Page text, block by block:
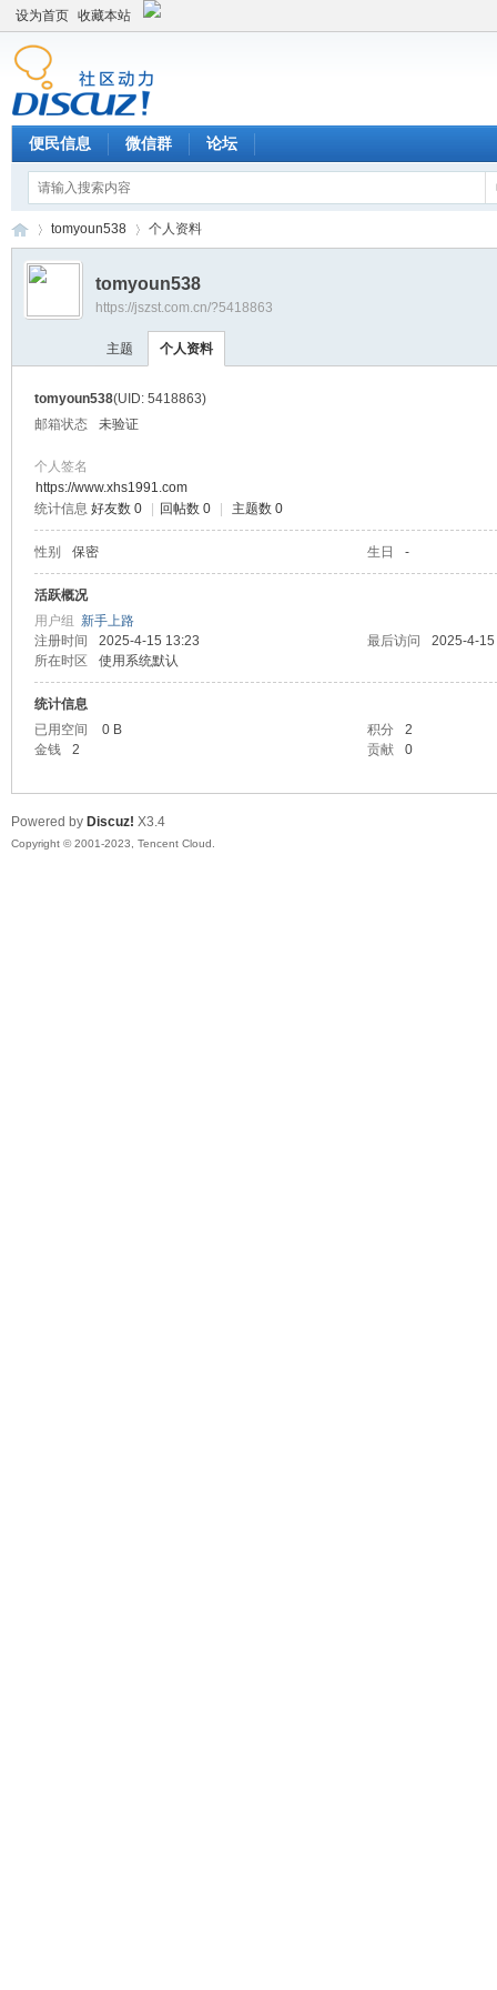
设为首页 收藏本站
便民信息 微信群 论坛
›
tomyoun538 个人资料
tomyoun538
https://jszst.com.cn/?5418863
主题 个人资料
tomyoun538(UID: 5418863)
邮箱状态
未验证
个人签名
https://www.xhs1991.com
统计信息 好友数 0 回帖数 0 主题数 0
性别 保密 生日 -
活跃概况
用户组 新手上路
注册时间
2025-4-15 13:23 最后访问
2025-4-
所在时区
使用系统默认
统计信息
已用空间
0 B 积分
2
金钱
2 贡献 0
Powered by Discuz! X3.4
Copyright © 2001-2023, Tencent Cloud.